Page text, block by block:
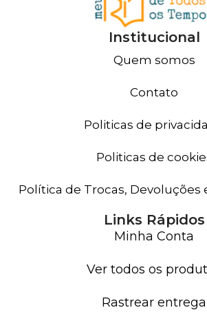
Institucional
Quem somos
Contato
Politicas de
Politicas de
Política de Trocas, Devoluções
Links Rápidos
Minha Conta
Ver todos os
Rastrear entrega